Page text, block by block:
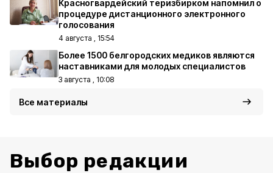
Красногвардейский теризбирком напомнил о
процедуре дистанционного электронного
голосования
4 августа , 15:54
Более 1500 белгородских медиков являются
наставниками для молодых специалистов
3 августа , 10:08
Все материалы
Выбор редакции